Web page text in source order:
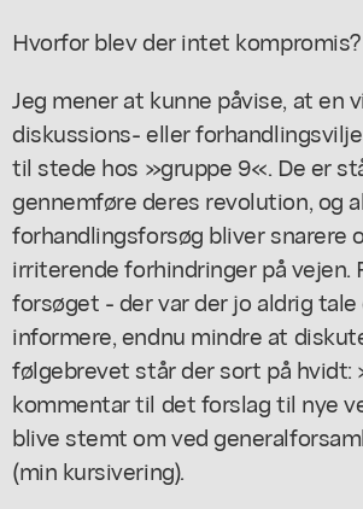
Hvorfor blev der intet kompromis?
Jeg mener at kunne påvise, at en
diskussions- eller
til stede hos »gruppe 9«. De er
gennemføre deres revolution, og
forhandlingsforsøg bliver snarere
irriterende forhindringer på vejen.
forsøget - der var der jo aldrig
informere, endnu mindre at
følgebrevet står der sort på hvidt:
kommentar til det forslag til nye
blive stemt om ved
(min kursivering).